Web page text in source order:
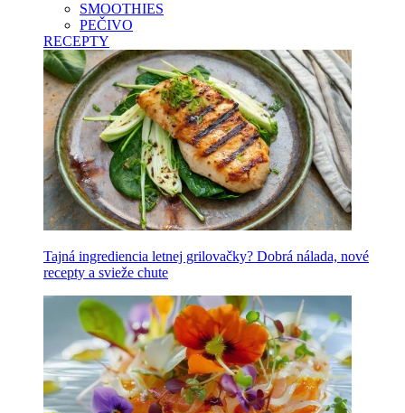
SMOOTHIES
PEČIVO
RECEPTY
Tajná ingrediencia letnej grilovačky? Dobrá nálada, nové
recepty a svieže chute